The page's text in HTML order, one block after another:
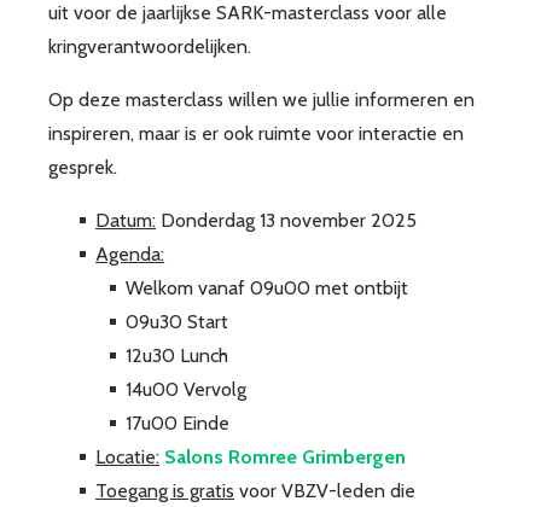
uit voor de jaarlijkse SARK-masterclass voor alle
kringverantwoordelijken.
Op deze masterclass willen we jullie informeren en
inspireren, maar is er ook ruimte voor interactie en
gesprek.
Datum: Donderdag 13 november 2025
Agenda:
Welkom vanaf 09u00 met ontbijt
09u30 Start
12u30 Lunch
14u00 Vervolg
17u00 Einde
Locatie: Salons Romree Grimbergen
Toegang is gratis voor VBZV-leden die